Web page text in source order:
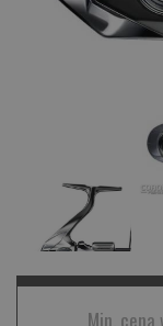
Min. cena